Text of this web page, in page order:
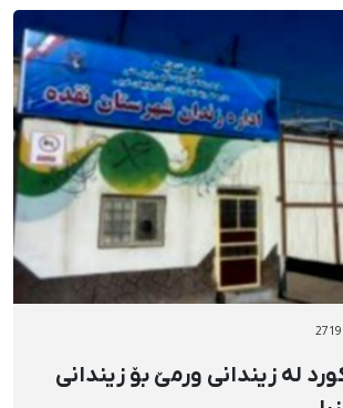
لە زیندانی ورمێ بۆ زیندانی